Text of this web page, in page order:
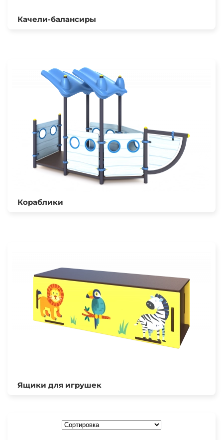
Качели-балансиры
Кораблики
Ящики для игрушек